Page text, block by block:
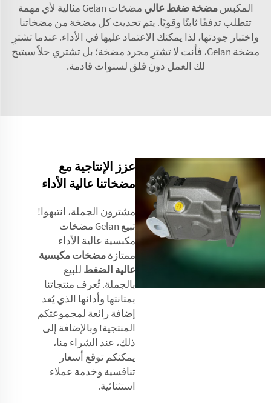
المكبسمضخة ضغط عالي
مضخات Gelan مثالية لأي مهمة
تتطلب تدفقًا ثابتًا وقويًا. يتم تحديث كل مضخة من مضخاتنا
واختبار جودتها، لذا يمكنك الاعتماد عليها في الأداء. عندما تشترِ
مضخة Gelan، فأنت لا تشترِ مجرد مضخة؛ بل تشتري حلاً سيتيح
لك العمل دون قلق لسنوات قادمة.
عزز الإنتاجية مع
مضخاتنا عالية الأداء
مشترون الجملة، انتبهوا!
تبيع Gelan مضخات
مكبسية عالية الأداء
ممتازةمضخات مكبسية
عالية الضغط للبيع
بالجملة. تُعرف منتجاتنا
بمتانتها وأدائها الذي يُعد
إضافة رائعة لمجموعتكم
المنتجية! وبالإضافة إلى
ذلك، عند الشراء منا،
يمكنكم توقع أسعار
تنافسية وخدمة عملاء
استثنائية.